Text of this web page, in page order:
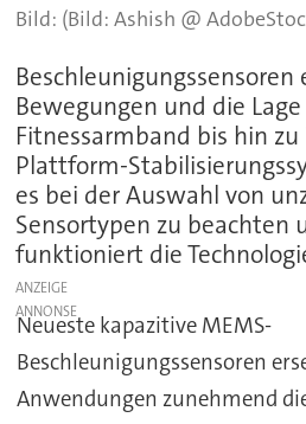
(Bild: Ashish @
Beschleunigungssensoren
Bewegungen und die
Fitnessarmband bis hin
Plattform-
es bei der Auswahl von
Sensortypen zu beachten
funktioniert die
ANZEIGE
Neueste kapazitive MEMS-
Beschleunigungssensoren
Anwendungen zunehmend